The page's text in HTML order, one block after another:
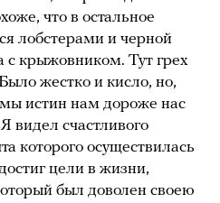
что в остальное
лобстерами и черной
с крыжовником. Тут грех
жестко и кисло, но,
истин нам дороже нас
счастливого
которого осуществилась
цели в жизни,
был доволен своею